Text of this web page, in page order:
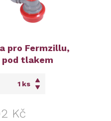
pro Fermzillu,
tlakem
ks
Kč